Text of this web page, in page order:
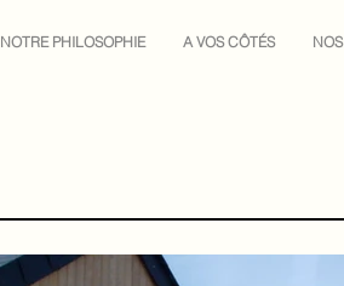
NOTRE PHILOSOPHIE A VOS CÔTÉS